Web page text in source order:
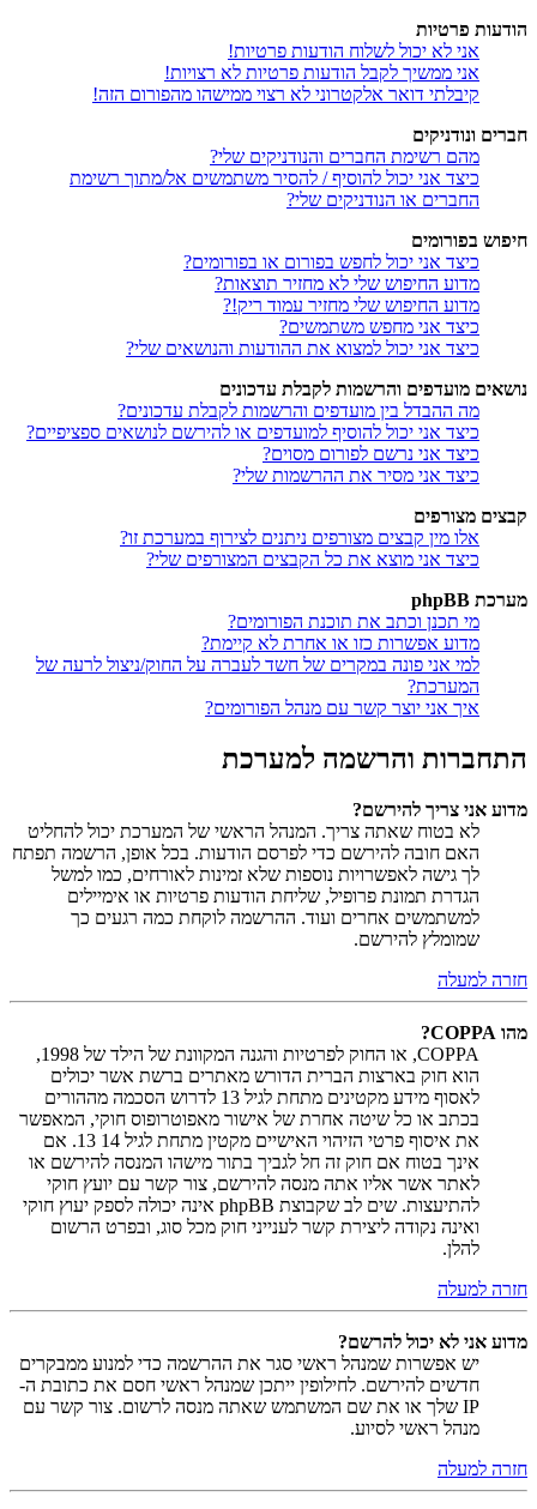
הודעות פרטיות
אני לא יכול לשלוח הודעות פרטיות!
אני ממשיך לקבל הודעות פרטיות לא רצויות!
קיבלתי דואר אלקטרוני לא רצוי ממישהו מהפורום הזה!
חברים ונודניקים
מהם רשימת החברים והנודניקים שלי?
כיצד אני יכול להוסיף / להסיר משתמשים אל/מתוך רשימת
החברים או הנודניקים שלי?
חיפוש בפורומים
כיצד אני יכול לחפש בפורום או בפורומים?
מדוע החיפוש שלי לא מחזיר תוצאות?
מדוע החיפוש שלי מחזיר עמוד ריק!?
כיצד אני מחפש משתמשים?
כיצד אני יכול למצוא את ההודעות והנושאים שלי?
נושאים מועדפים והרשמות לקבלת עדכונים
מה ההבדל בין מועדפים והרשמות לקבלת עדכונים?
כיצד אני יכול להוסיף למועדפים או להירשם לנושאים ספציפיים?
כיצד אני נרשם לפורום מסוים?
כיצד אני מסיר את ההרשמות שלי?
קבצים מצורפים
אלו מין קבצים מצורפים ניתנים לצירוף במערכת זו?
כיצד אני מוצא את כל הקבצים המצורפים שלי?
מערכת phpBB
מי תכנן וכתב את תוכנת הפורומים?
מדוע אפשרות כזו או אחרת לא קיימת?
למי אני פונה במקרים של חשד לעברה על החוק/ניצול לרעה של
המערכת?
איך אני יוצר קשר עם מנהל הפורומים?
התחברות והרשמה למערכת
מדוע אני צריך להירשם?
לא בטוח שאתה צריך. המנהל הראשי של המערכת יכול להחליט
האם חובה להירשם כדי לפרסם הודעות. בכל אופן, הרשמה תפתח
לך גישה לאפשרויות נוספות שלא זמינות לאורחים, כמו למשל
הגדרת תמונת פרופיל, שליחת הודעות פרטיות או אימיילים
למשתמשים אחרים ועוד. ההרשמה לוקחת כמה רגעים כך
שמומלץ להירשם.
חזרה למעלה
מהו COPPA?
COPPA, או החוק לפרטיות והגנה המקוונת של הילד של 1998,
הוא חוק בארצות הברית הדורש מאתרים ברשת אשר יכולים
לאסוף מידע מקטינים מתחת לגיל 13 לדרוש הסכמה מההורים
בכתב או כל שיטה אחרת של אישור מאפוטרופוס חוקי, המאפשר
את איסוף פרטי הזיהוי האישיים מקטין מתחת לגיל 14 13. אם
אינך בטוח אם חוק זה חל לגביך בתור מישהו המנסה להירשם או
לאתר אשר אליו אתה מנסה להירשם, צור קשר עם יועץ חוקי
להתיעצות. שים לב שקבוצת phpBB אינה יכולה לספק יעוץ חוקי
ואינה נקודה ליצירת קשר לענייני חוק מכל סוג, ובפרט הרשום
להלן.
חזרה למעלה
מדוע אני לא יכול להרשם?
יש אפשרות שמנהל ראשי סגר את ההרשמה כדי למנוע ממבקרים
חדשים להירשם. לחילופין ייתכן שמנהל ראשי חסם את כתובת ה-
IP שלך או את שם המשתמש שאתה מנסה לרשום. צור קשר עם
מנהל ראשי לסיוע.
חזרה למעלה